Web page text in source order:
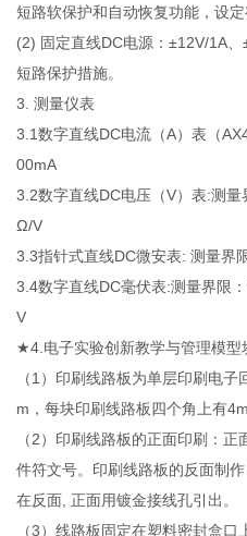
短路软保护和自动恢复功能，设定
(2) 固定直线DC电源：±12V/1A
短路保护措施。
3. 测量仪表
3.1数字直线DC电流（A）表（
00mA
3.2数字直线DC电压（V）表:测
Ω/V
3.3指针式直线DC微安表: 测量界
3.4数字直线DC毫伏表:测量界限
V
★4.电子实验创新教学与管理模型
（1）印刷线路板为单层印刷电
m，每块印刷线路板四个角上有
（2）印刷线路板的正面印刷：
件符文号。印刷线路板的反面制
在反面, 正面用镀金接线孔引出。
（3）线路板固定在塑料密封盒